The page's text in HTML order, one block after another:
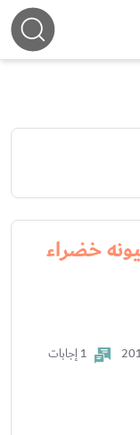
خضراء
1 إجابات